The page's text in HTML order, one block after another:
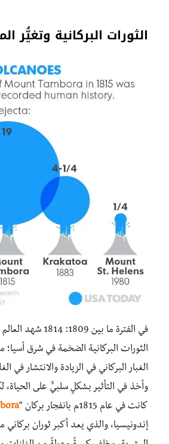
الثورات البركانية وتغيُّر
في الفترة ما بين
الثورات البركانية الضخمة في شرق أسيا؛
الغبار البركاني في الزيادة والانتشار في
وأخذ في التأثير بشكلٍ سلبيٍّ على الحياة،
كانت في عام 1815م بانفجار بركان “
إندونيسيا، والذي يعد أكبر ثوران